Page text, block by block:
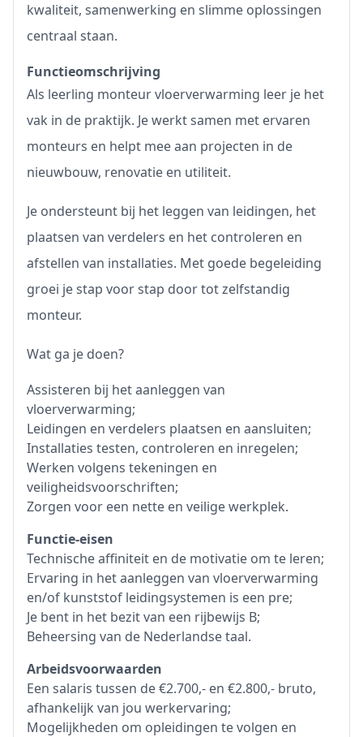
kwaliteit, samenwerking en slimme oplossingen
centraal staan.
Functieomschrijving
Als leerling monteur vloerverwarming leer je het
vak in de praktijk. Je werkt samen met ervaren
monteurs en helpt mee aan projecten in de
nieuwbouw, renovatie en utiliteit.
Je ondersteunt bij het leggen van leidingen, het
plaatsen van verdelers en het controleren en
afstellen van installaties. Met goede begeleiding
groei je stap voor stap door tot zelfstandig
monteur.
Wat ga je doen?
Assisteren bij het aanleggen van
vloerverwarming;
Leidingen en verdelers plaatsen en aansluiten;
Installaties testen, controleren en inregelen;
Werken volgens tekeningen en
veiligheidsvoorschriften;
Zorgen voor een nette en veilige werkplek.
Functie-eisen
Technische affiniteit en de motivatie om te leren;
Ervaring in het aanleggen van vloerverwarming
en/of kunststof leidingsystemen is een pre;
Je bent in het bezit van een rijbewijs B;
Beheersing van de Nederlandse taal.
Arbeidsvoorwaarden
Een salaris tussen de €2.700,- en €2.800,- bruto,
afhankelijk van jou werkervaring;
Mogelijkheden om opleidingen te volgen en